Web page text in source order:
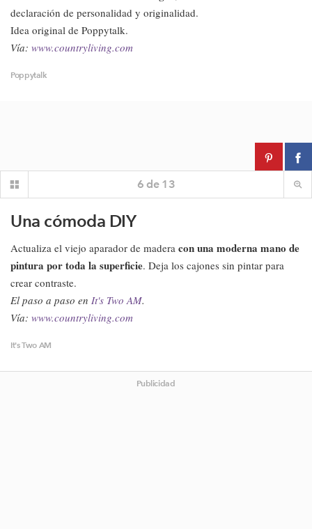
declaración de personalidad y originalidad.
Idea original de Poppytalk.
Vía: www.countryliving.com
Poppytalk
6 de 13
Una cómoda DIY
Actualiza el viejo aparador de madera con una moderna mano de
pintura por toda la superficie. Deja los cajones sin pintar para
crear contraste.
El paso a paso en It's Two AM.
Vía: www.countryliving.com
It's Two AM
Publicidad